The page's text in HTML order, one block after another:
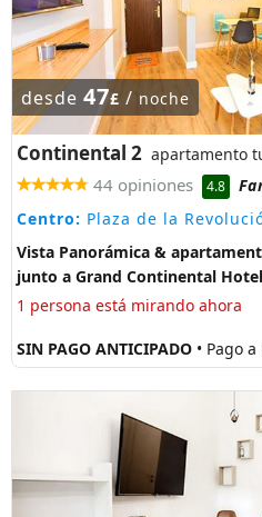
desde 47£ / noche
Continental 2 apartamento
44 opiniones 4.8
Centro: Plaza de la
Vista Panorámica &
junto a Grand Continental Hotel
1 persona está mirando ahora
SIN PAGO ANTICIPADO • Pago